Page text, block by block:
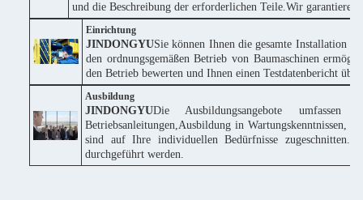
und die Beschreibung der erforderlichen Teile.Wir
Einrichtung
JINDONGYUSie können Ihnen die gesamte Installation
den ordnungsgemäßen Betrieb von Baumaschinen
den Betrieb bewerten und Ihnen einen Testdatenbericht
Ausbildung
JINDONGYUDie Ausbildungsangebote
Betriebsanleitungen,Ausbildung in Wartungskenntnissen,
sind auf Ihre individuellen Bedürfnisse
durchgeführt werden.